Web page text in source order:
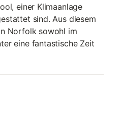
einer Klimaanlage
sind. Aus diesem
Norfolk sowohl im
eine fantastische Zeit